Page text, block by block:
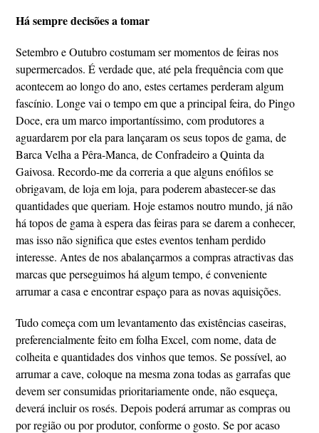
Há sempre decisões a tomar
Setembro e Outubro costumam ser momentos de feiras nos
supermercados. É verdade que, até pela frequência com que
acontecem ao longo do ano, estes certames perderam algum
fascínio. Longe vai o tempo em que a principal feira, do Pingo
Doce, era um marco importantíssimo, com produtores a
aguardarem por ela para lançaram os seus topos de gama, de
Barca Velha a Pêra-Manca, de Confradeiro a Quinta da
Gaivosa. Recordo-me da correria a que alguns enófilos se
obrigavam, de loja em loja, para poderem abastecer-se das
quantidades que queriam. Hoje estamos noutro mundo, já não
há topos de gama à espera das feiras para se darem a conhecer,
mas isso não significa que estes eventos tenham perdido
interesse. Antes de nos abalançarmos a compras atractivas das
marcas que perseguimos há algum tempo, é conveniente
arrumar a casa e encontrar espaço para as novas aquisições.
Tudo começa com um levantamento das existências caseiras,
preferencialmente feito em folha Excel, com nome, data de
colheita e quantidades dos vinhos que temos. Se possível, ao
arrumar a cave, coloque na mesma zona todas as garrafas que
devem ser consumidas prioritariamente onde, não esqueça,
deverá incluir os rosés. Depois poderá arrumar as compras ou
por região ou por produtor, conforme o gosto. Se por acaso